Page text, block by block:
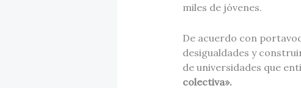
miles de jóvenes.
De acuerdo con
desigualdades y
de universidades que
colectiva».